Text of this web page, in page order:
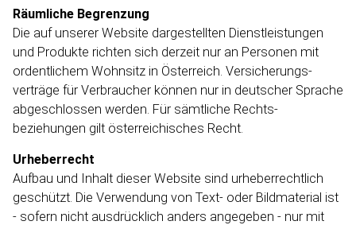
Räumliche Begrenzung
Die auf unserer Website dargestellten Dienst­leistungen
und Produkte richten sich derzeit nur an Personen mit
ordent­lichem Wohnsitz in Österreich. Versicherungs­
verträge für Verbraucher können nur in deutscher Sprache
abgeschlossen werden. Für sämtliche Rechts­
beziehungen gilt österrei­chisches Recht.
Urheberrecht
Aufbau und Inhalt dieser Website sind urheber­rechtlich
geschützt. Die Verwendung von Text- oder Bildma­terial ist
- sofern nicht ausdrücklich anders angegeben - nur mit